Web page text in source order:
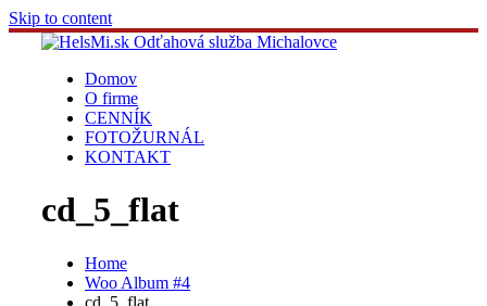
Skip to content
Domov
O firme
CENNÍK
FOTOŽURNÁL
KONTAKT
cd_5_flat
Home
Woo Album #4
cd_5_flat